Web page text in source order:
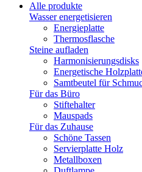
Alle produkte
Wasser energetisieren
Energieplatte​
Thermosflasche
Steine aufladen
Harmonisierungsdisks
Energetische
Samtbeutel für
Für das Büro
Stiftehalter
Mauspads
Für das Zuhause
Schöne Tassen
Servierplatte Holz
Metallboxen